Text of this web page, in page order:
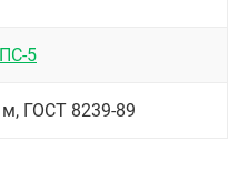
5
ГОСТ 8239-89